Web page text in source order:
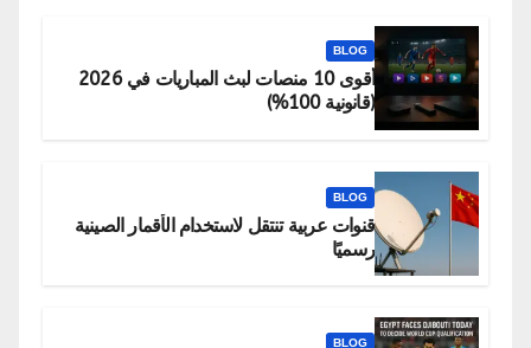
BLOG
أقوى 10 منصات لبث المباريات في 2026
(قانونية 100%)
BLOG
قنوات عربية تنتقل لاستخدام الأقمار الصينية
رسميًا
BLOG